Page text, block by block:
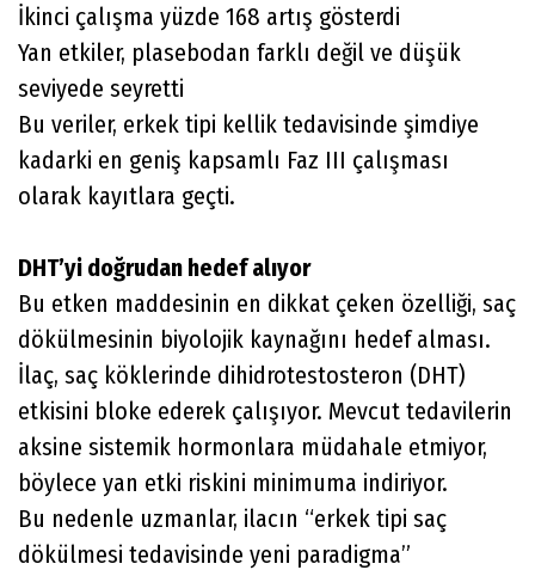
İkinci çalışma yüzde 168 artış gösterdi
Yan etkiler, plasebodan farklı değil ve düşük
seviyede seyretti
Bu veriler, erkek tipi kellik tedavisinde şimdiye
kadarki en geniş kapsamlı Faz III çalışması
olarak kayıtlara geçti.
DHT’yi doğrudan hedef alıyor
Bu etken maddesinin en dikkat çeken özelliği, saç
dökülmesinin biyolojik kaynağını hedef alması.
İlaç, saç köklerinde dihidrotestosteron (DHT)
etkisini bloke ederek çalışıyor. Mevcut tedavilerin
aksine sistemik hormonlara müdahale etmiyor,
böylece yan etki riskini minimuma indiriyor.
Bu nedenle uzmanlar, ilacın “erkek tipi saç
dökülmesi tedavisinde yeni paradigma”